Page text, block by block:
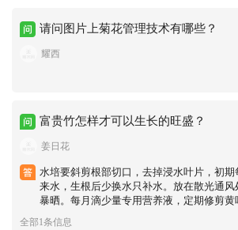
请问图片上菊花管理技术有哪些？
耀西
富贵竹怎样才可以生长的旺盛？
姜日花
水培要斜剪根部切口，去掉浸水叶片，初期
来水，生根后少换水只补水。放在散光通
暴晒。每月滴少量专用营养液，定期修剪
根，就能长势旺盛、叶片油绿。
全部1条信息